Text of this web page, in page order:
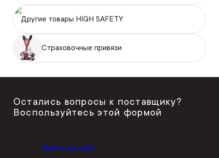
Другие товары HIGH SAFETY
Страховочные привязи
Остались вопросы к поставщику?
Воспользуйтесь этой формой
Войти на сайт